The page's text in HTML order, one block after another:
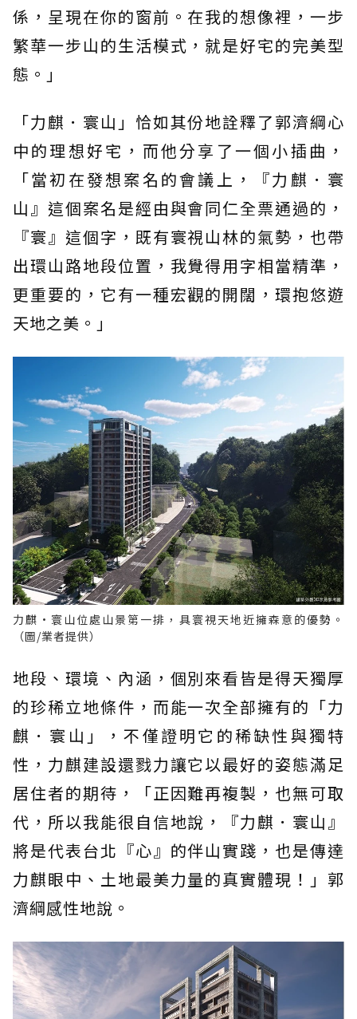
係，呈現在你的窗前。在我的想像裡，一步
繁華一步山的生活模式，就是好宅的完美型
態。」
「力麒．寰山」恰如其份地詮釋了郭濟綱心
中的理想好宅，而他分享了一個小插曲，
「當初在發想案名的會議上，『力麒．寰
山』這個案名是經由與會同仁全票通過的，
『寰』這個字，既有寰視山林的氣勢，也帶
出環山路地段位置，我覺得用字相當精準，
更重要的，它有一種宏觀的開闊，環抱悠遊
天地之美。」
力麒•寰山位處山景第一排，具寰視天地近擁森意的優勢。
（圖/業者提供）
地段、環境、內涵，個別來看皆是得天獨厚
的珍稀立地條件，而能一次全部擁有的「力
麒．寰山」，不僅證明它的稀缺性與獨特
性，力麒建設還戮力讓它以最好的姿態滿足
居住者的期待，「正因難再複製，也無可取
代，所以我能很自信地說，『力麒．寰山』
將是代表台北『心』的伴山實踐，也是傳達
力麒眼中、土地最美力量的真實體現！」郭
濟綱感性地說。